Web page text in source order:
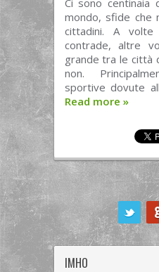
Ci sono
mondo, sfide che
cittadini. A
contrade, altre
grande tra le città
non.
sportive dovute
Read more »
IMHO